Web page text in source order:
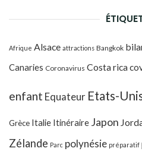
Afrique Alsace attractions Bangkok
Canaries Coronavirus Costa rica
enfant Equateur Etats-
Grèce Italie Itinéraire Japon
Zélande Parc polynésie préparatif